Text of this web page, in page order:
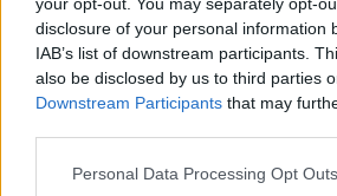
disclosure of your personal information
IAB’s list of downstream participants.
also be disclosed by us to third parties
Downstream Participants that may
Personal Data Processing Opt Outs
terjedő álhír
Székelyhon
Sikeres volt a
Duna vízszintje